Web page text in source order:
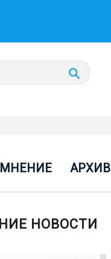
МНЕНИЕ АРХИВ
НОВОСТИ